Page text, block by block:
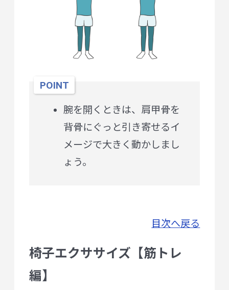
POINT
腕を開くときは、肩甲骨を
背骨にぐっと引き寄せるイ
メージで大きく動かしまし
ょう。
目次へ戻る
椅子エクササイズ【筋トレ
編】